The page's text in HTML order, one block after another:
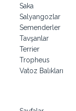
Saka
Salyangozlar
Semenderler
Tavşanlar
Terrier
Tropheus
Vatoz Balıkları